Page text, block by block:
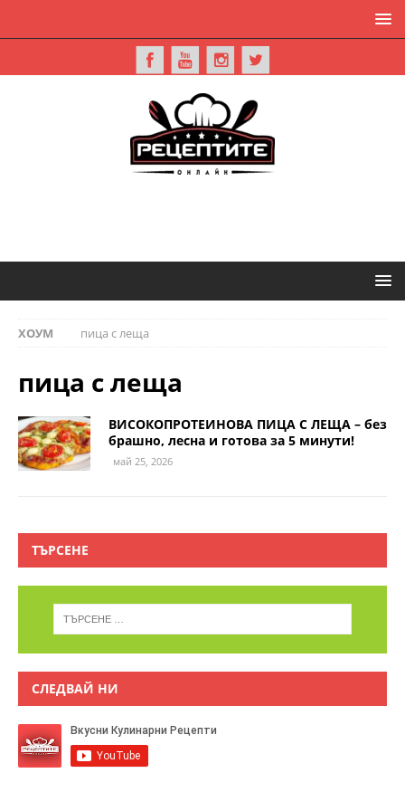
ХОУМ пица с леща
пица с леща
ВИСОКОПРОТЕИНОВА ПИЦА С ЛЕЩА – без
брашно, лесна и готова за 5 минути!
май 25, 2026
ТЪРСЕНЕ
СЛЕДВАЙ НИ